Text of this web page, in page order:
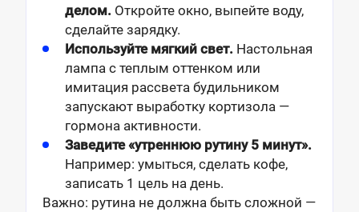
делом. Откройте окно, выпейте воду,
сделайте зарядку.
Используйте мягкий свет. Настольная
лампа с теплым оттенком или
имитация рассвета будильником
запускают выработку кортизола —
гормона активности.
Заведите «утреннюю рутину 5 минут».
Например: умыться, сделать кофе,
записать 1 цель на день.
Важно: рутина не должна быть сложной —